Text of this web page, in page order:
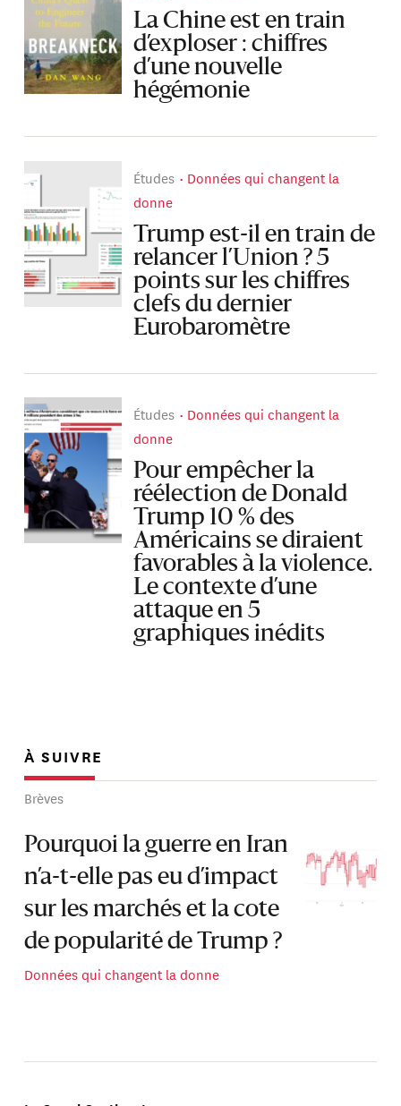
La Chine est en train
d’exploser : chiffres
d’une nouvelle
hégémonie
Études
Données qui changent la
donne
Trump est-il en train de
relancer l’Union ? 5
points sur les chiffres
clefs du dernier
Eurobaromètre
Études
Données qui changent la
donne
Pour empêcher la
réélection de Donald
Trump 10 % des
Américains se diraient
favorables à la violence.
Le contexte d’une
attaque en 5
graphiques inédits
À SUIVRE
Brèves
Pourquoi la guerre en Iran
n’a-t-elle pas eu d’impact
sur les marchés et la cote
de popularité de Trump ?
Données qui changent la donne